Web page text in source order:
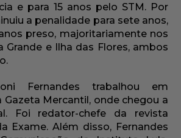
e para 15 anos pelo STM. Por
a penalidade para sete anos,
preso, majoritariamente nos
Grande e Ilha das Flores, ambos
Fernandes trabalhou em
Mercantil, onde chegou a
Foi redator-chefe da revista
Exame. Além disso, Fernandes